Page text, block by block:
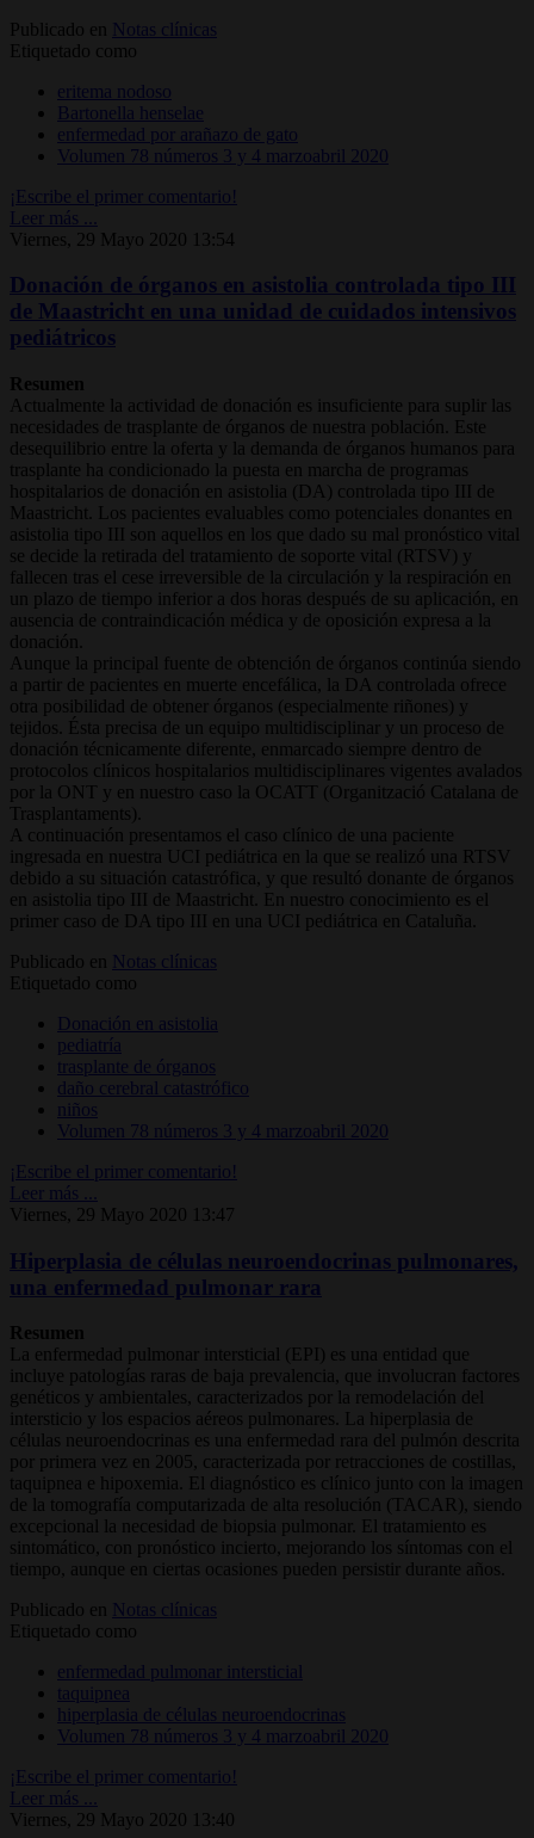
Publicado en
Notas clínicas
Etiquetado como
eritema nodoso
Bartonella henselae
enfermedad por arañazo de gato
Volumen 78 números 3 y 4 marzoabril 2020
¡Escribe el primer comentario!
Leer más ...
Viernes, 29 Mayo 2020 13:54
Donación de órganos en asistolia controlada tipo III
de Maastricht en una unidad de cuidados intensivos
pediátricos
Resumen
Actualmente la actividad de donación es insuficiente para suplir las
necesidades de trasplante de órganos de nuestra población. Este
desequilibrio entre la oferta y la demanda de órganos humanos para
trasplante ha condicionado la puesta en marcha de programas
hospitalarios de donación en asistolia (DA) controlada tipo III de
Maastricht. Los pacientes evaluables como potenciales donantes en
asistolia tipo III son aquellos en los que dado su mal pronóstico vital
se decide la retirada del tratamiento de soporte vital (RTSV) y
fallecen tras el cese irreversible de la circulación y la respiración en
un plazo de tiempo inferior a dos horas después de su aplicación, en
ausencia de contraindicación médica y de oposición expresa a la
donación.
Aunque la principal fuente de obtención de órganos continúa siendo
a partir de pacientes en muerte encefálica, la DA controlada ofrece
otra posibilidad de obtener órganos (especialmente riñones) y
tejidos. Ésta precisa de un equipo multidisciplinar y un proceso de
donación técnicamente diferente, enmarcado siempre dentro de
protocolos clínicos hospitalarios multidisciplinares vigentes avalados
por la ONT y en nuestro caso la OCATT (Organització Catalana de
Trasplantaments).
A continuación presentamos el caso clínico de una paciente
ingresada en nuestra UCI pediátrica en la que se realizó una RTSV
debido a su situación catastrófica, y que resultó donante de órganos
en asistolia tipo III de Maastricht. En nuestro conocimiento es el
primer caso de DA tipo III en una UCI pediátrica en Cataluña.
Publicado en
Notas clínicas
Etiquetado como
Donación en asistolia
pediatría
trasplante de órganos
daño cerebral catastrófico
niños
Volumen 78 números 3 y 4 marzoabril 2020
¡Escribe el primer comentario!
Leer más ...
Viernes, 29 Mayo 2020 13:47
Hiperplasia de células neuroendocrinas pulmonares,
una enfermedad pulmonar rara
Resumen
La enfermedad pulmonar intersticial (EPI) es una entidad que
incluye patologías raras de baja prevalencia, que involucran factores
genéticos y ambientales, caracterizados por la remodelación del
intersticio y los espacios aéreos pulmonares. La hiperplasia de
células neuroendocrinas es una enfermedad rara del pulmón descrita
por primera vez en 2005, caracterizada por retracciones de costillas,
taquipnea e hipoxemia. El diagnóstico es clínico junto con la imagen
de la tomografía computarizada de alta resolución (TACAR), siendo
excepcional la necesidad de biopsia pulmonar. El tratamiento es
sintomático, con pronóstico incierto, mejorando los síntomas con el
tiempo, aunque en ciertas ocasiones pueden persistir durante años.
Publicado en Notas clínicas
Etiquetado como
enfermedad pulmonar intersticial
taquipnea
hiperplasia de células neuroendocrinas
Volumen 78 números 3 y 4 marzoabril 2020
¡Escribe el primer comentario!
Leer más ...
Viernes, 29 Mayo 2020 13:40